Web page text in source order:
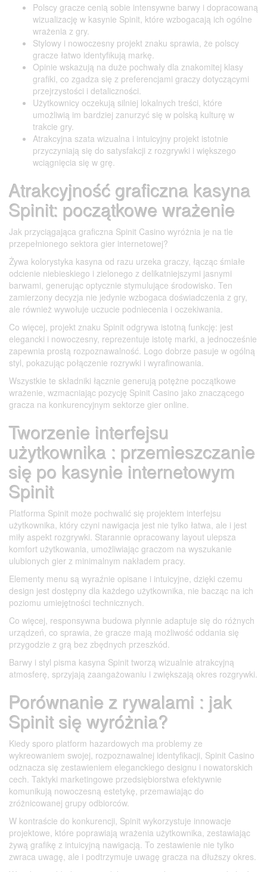
Polscy gracze cenią sobie intensywne barwy i dopracowaną
wizualizację w kasynie Spinit, które wzbogacają ich ogólne
wrażenia z gry.
Stylowy i nowoczesny projekt znaku sprawia, że polscy
gracze łatwo identyfikują markę.
Opinie wskazują na duże pochwały dla znakomitej klasy
grafiki, co zgadza się z preferencjami graczy dotyczącymi
przejrzystości i detaliczności.
Użytkownicy oczekują silniej lokalnych treści, które
umożliwią im bardziej zanurzyć się w polską kulturę w
trakcie gry.
Atrakcyjna szata wizualna i intuicyjny projekt istotnie
przyczyniają się do satysfakcji z rozgrywki i większego
wciągnięcia się w grę.
Atrakcyjność graficzna kasyna
Spinit: początkowe wrażenie
Jak przyciągająca graficzna Spinit Casino wyróżnia je na tle
przepełnionego sektora gier internetowej?
Żywa kolorystyka kasyna od razu urzeka graczy, łącząc śmiałe
odcienie niebieskiego i zielonego z delikatniejszymi jasnymi
barwami, generując optycznie stymulujące środowisko. Ten
zamierzony decyzja nie jedynie wzbogaca doświadczenia z gry,
ale również wywołuje uczucie podniecenia i oczekiwania.
Co więcej, projekt znaku Spinit odgrywa istotną funkcję: jest
elegancki i nowoczesny, reprezentuje istotę marki, a jednocześnie
zapewnia prostą rozpoznawalność. Logo dobrze pasuje w ogólną
styl, pokazując połączenie rozrywki i wyrafinowania.
Wszystkie te składniki łącznie generują potężne początkowe
wrażenie, wzmacniając pozycję Spinit Casino jako znaczącego
gracza na konkurencyjnym sektorze gier online.
Tworzenie interfejsu
użytkownika : przemieszczanie
się po kasynie internetowym
Spinit
Platforma Spinit może pochwalić się projektem interfejsu
użytkownika, który czyni nawigacja jest nie tylko łatwa, ale i jest
miły aspekt rozgrywki. Starannie opracowany layout ulepsza
komfort użytkowania, umożliwiając graczom na wyszukanie
ulubionych gier z minimalnym nakładem pracy.
Elementy menu są wyraźnie opisane i intuicyjne, dzięki czemu
design jest dostępny dla każdego użytkownika, nie bacząc na ich
poziomu umiejętności technicznych.
Co więcej, responsywna budowa płynnie adaptuje się do różnych
urządzeń, co sprawia, że gracze mają możliwość oddania się
przygodzie z grą bez zbędnych przeszkód.
Barwy i styl pisma kasyna Spinit tworzą wizualnie atrakcyjną
atmosferę, sprzyjają zaangażowaniu i zwiększają okres rozgrywki.
Porównanie z rywalami : jak
Spinit się wyróżnia?
Kiedy sporo platform hazardowych ma problemy ze
wykreowaniem swojej, rozpoznawalnej identyfikacji, Spinit Casino
odznacza się zestawieniem eleganckiego designu i nowatorskich
cech. Taktyki marketingowe przedsiębiorstwa efektywnie
komunikują nowoczesną estetykę, przemawiając do
zróżnicowanej grupy odbiorców.
W kontraście do konkurencji, Spinit wykorzystuje innowacje
projektowe, które poprawiają wrażenia użytkownika, zestawiając
żywą grafikę z intuicyjną nawigacją. To zestawienie nie tylko
zwraca uwagę, ale i podtrzymuje uwagę gracza na dłuższy okres.